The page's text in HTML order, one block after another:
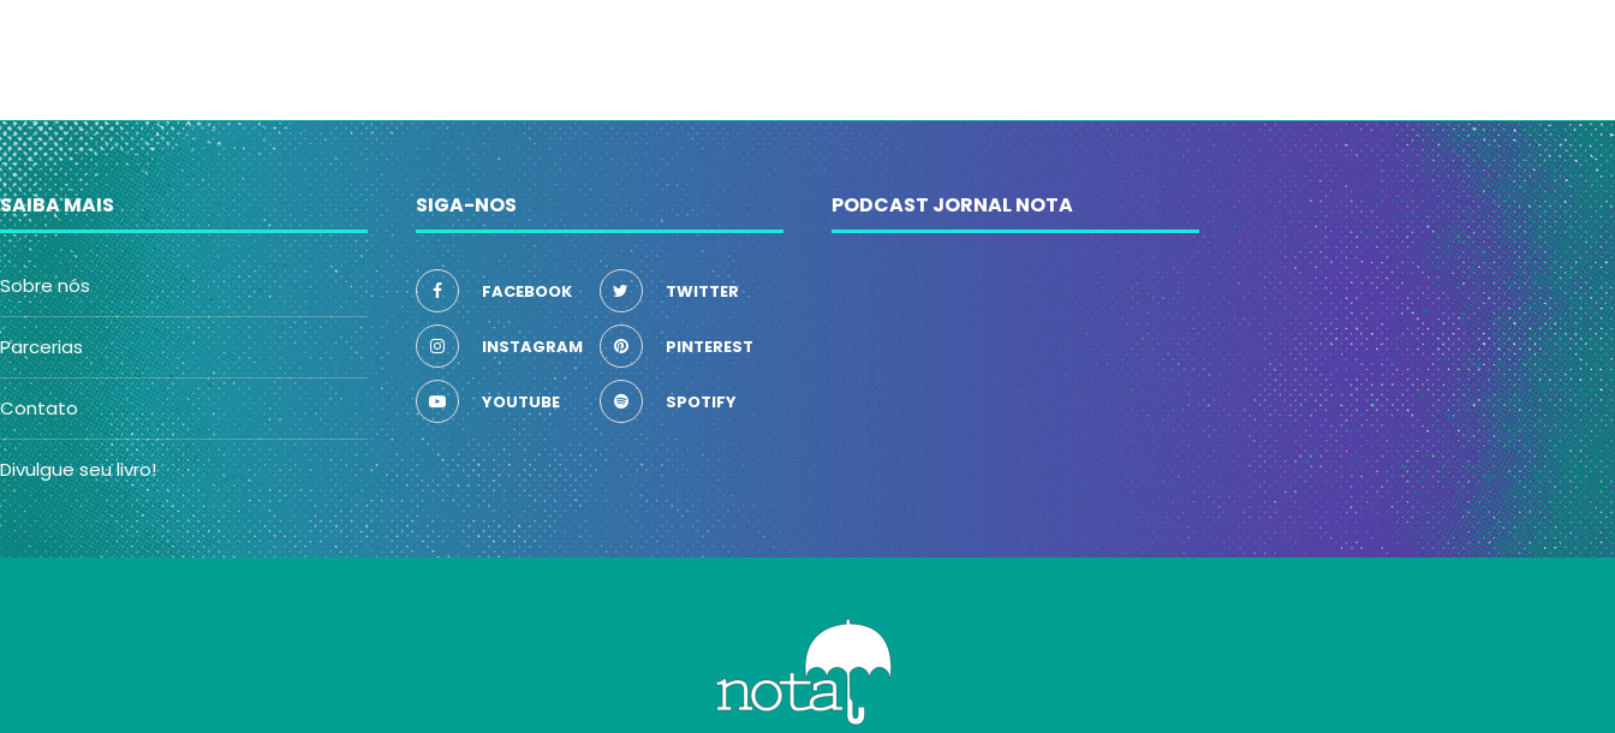
SAIBA MAIS
Sobre nós
Parcerias
Contato
Divulgue seu livro!
SIGA-NOS
FACEBOOK TWITTER
INSTAGRAM PINTEREST
YOUTUBE SPOTIFY
PODCAST JORNAL NOTA